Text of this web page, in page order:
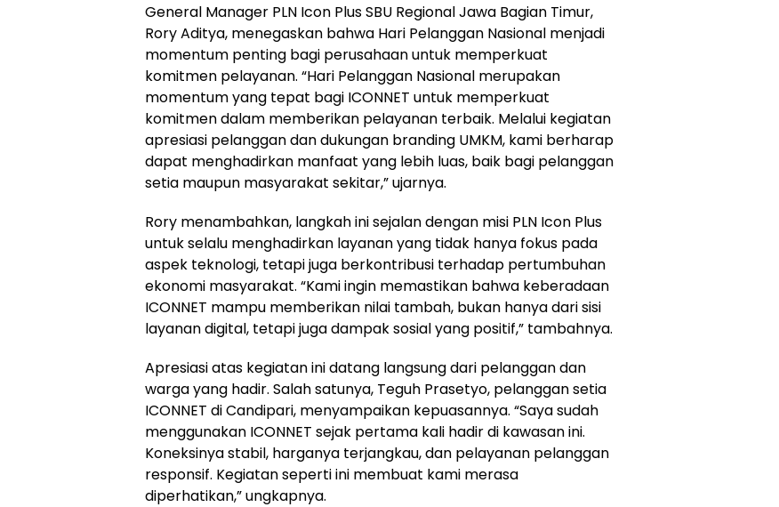
General Manager PLN Icon Plus SBU Regional Jawa Bagian Timur,
Rory Aditya, menegaskan bahwa Hari Pelanggan Nasional menjadi
momentum penting bagi perusahaan untuk memperkuat
komitmen pelayanan. “Hari Pelanggan Nasional merupakan
momentum yang tepat bagi ICONNET untuk memperkuat
komitmen dalam memberikan pelayanan terbaik. Melalui kegiatan
apresiasi pelanggan dan dukungan branding UMKM, kami berharap
dapat menghadirkan manfaat yang lebih luas, baik bagi pelanggan
setia maupun masyarakat sekitar,” ujarnya.
Rory menambahkan, langkah ini sejalan dengan misi PLN Icon Plus
untuk selalu menghadirkan layanan yang tidak hanya fokus pada
aspek teknologi, tetapi juga berkontribusi terhadap pertumbuhan
ekonomi masyarakat. “Kami ingin memastikan bahwa keberadaan
ICONNET mampu memberikan nilai tambah, bukan hanya dari sisi
layanan digital, tetapi juga dampak sosial yang positif,” tambahnya.
Apresiasi atas kegiatan ini datang langsung dari pelanggan dan
warga yang hadir. Salah satunya, Teguh Prasetyo, pelanggan setia
ICONNET di Candipari, menyampaikan kepuasannya. “Saya sudah
menggunakan ICONNET sejak pertama kali hadir di kawasan ini.
Koneksinya stabil, harganya terjangkau, dan pelayanan pelanggan
responsif. Kegiatan seperti ini membuat kami merasa
diperhatikan,” ungkapnya.